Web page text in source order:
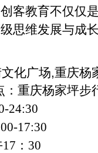
创客教育不仅仅
思维发展与成长
化广场,重庆杨
重庆杨家坪步
24:30
17:30
：30